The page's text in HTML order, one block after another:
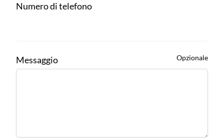
Numero di telefono
Messaggio Opzionale